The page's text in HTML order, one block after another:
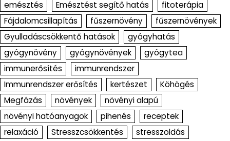
emésztés
Emésztést segítő hatás
fitoterápia
Fájdalomcsillapítás
fűszernövény
fűszernövények
Gyulladáscsökkentő hatások
gyógyhatás
gyógynövény
gyógynövények
gyógytea
immunerősítés
immunrendszer
Immunrendszer erősítés
kertészet
Köhögés
Megfázás
növények
növényi alapú
növényi hatóanyagok
pihenés
receptek
relaxáció
Stresszcsökkentés stresszoldás